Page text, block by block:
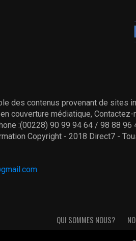
des contenus provenant de sites
couverture médiatique, Contactez-
:(00228) 90 99 94 64 / 98 88 96
Copyright - 2018 Direct7 -
QUI SOMMES NOUS?